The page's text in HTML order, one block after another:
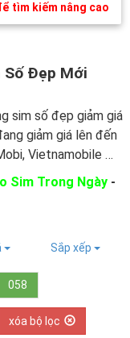
tìm kiếm nâng cao
Số Đẹp Mới
sim số đẹp giảm giá
giảm giá lên đến
Vietnamobile …
Sim Trong Ngày -
Sắp xếp
058
xóa bộ lọc